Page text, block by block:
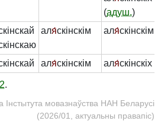
(адуш.)
аля́скінскім аля́скінскімі
аля́скінскім аля́скінскіх
.
Інстытута мовазнаўства НАН Беларусі
(2026/01, актуальны правапіс)